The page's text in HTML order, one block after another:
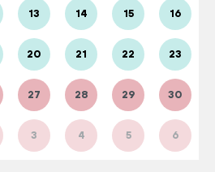
13 14 15 16
20 21 22 23
27 28 29 30
3 4 5 6